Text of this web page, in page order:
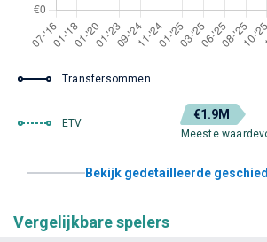
Transfersommen
ETV
€1.9M
Meeste
Bekijk gedetailleerde
Vergelijkbare spelers